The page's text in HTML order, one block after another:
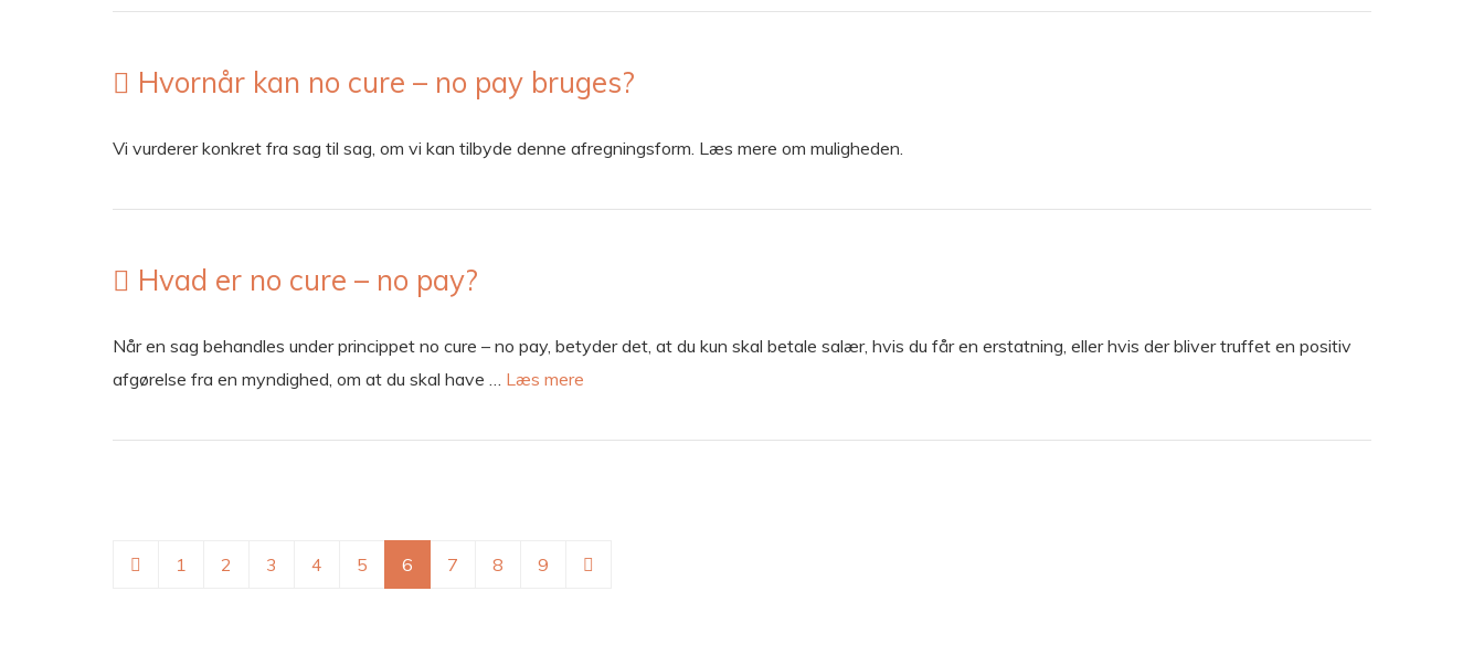
Hvornår kan no cure – no pay bruges?
Vi vurderer konkret fra sag til sag, om vi kan tilbyde denne afregningsform. Læs mere om muligheden.
Hvad er no cure – no pay?
Når en sag behandles under princippet no cure – no pay, betyder det, at du kun skal betale salær, hvis du får en erstatning, eller hvis der bliver truffet en positiv
afgørelse fra en myndighed, om at du skal have … Læs mere
1 2 3 4 5 6 7 8 9